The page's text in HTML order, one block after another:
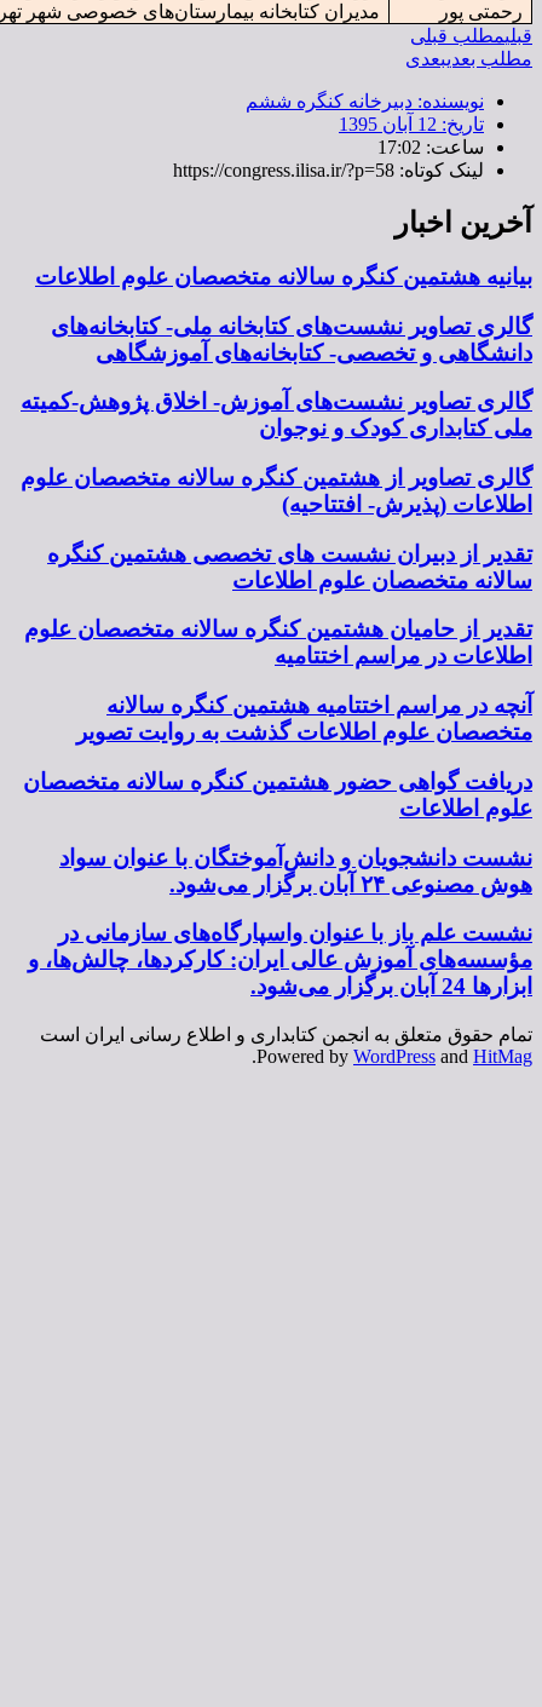
مدیران کتابخانه بیمارستان‌های خصوصی شهر تهران‌
دبیرخانه کنگره ششم
17:02
کنگره سالانه متخصصان علوم اطلاعات
نشست‌های کتابخانه ملی- کتابخانه‌های
تخصصی- کتابخانه‌های آموزشگاهی
نشست‌های آموزش- اخلاق پژوهش-کمیته
کودک و نوجوان
از هشتمین کنگره سالانه متخصصان علوم
افتتاحیه)
نشست های تخصصی هشتمین کنگره
علوم اطلاعات
هشتمین کنگره سالانه متخصصان علوم
مراسم اختتامیه
اختتامیه هشتمین کنگره سالانه
اطلاعات گذشت به روایت تصویر
حضور هشتمین کنگره سالانه متخصصان
و دانش‌آموختگان با عنوان سواد
می‌شود.
با عنوان واسپارگاه‌های سازمانی در
عالی ایران: کارکردها، چالش‌ها، و
به انجمن کتابداری و اطلاع رسانی ایران است
Powered by
.